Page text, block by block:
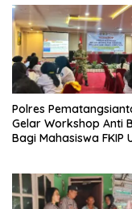
Polres
Gelar Workshop Anti
Bagi Mahasiswa FKIP